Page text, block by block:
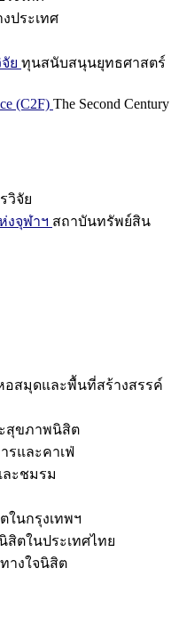
ประเทศ
ย ทุนสนับสนุนยุทธศาสตร์
(C2F) The Second Century
วิจัย
งจุฬาฯ สถาบันทรัพย์สิน
อสมุดและพื้นที่สร้างสรรค์
สุขภาพนิสิต
รและคาเฟ่
ะชมรม
ในกรุงเทพฯ
สิตในประเทศไทย
างใจนิสิต